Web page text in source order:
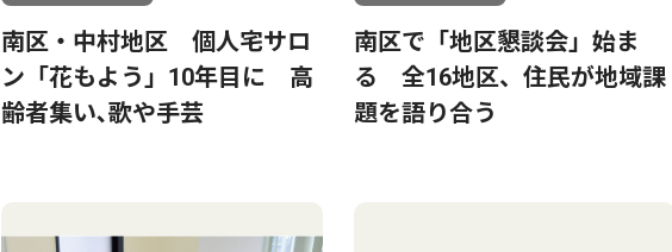
南区・中村地区 個人宅サロ
ン「花もよう」10年目に 高
齢者集い､歌や手芸
南区で「地区懇談会」始ま
る 全16地区、住民が地域課
題を語り合う